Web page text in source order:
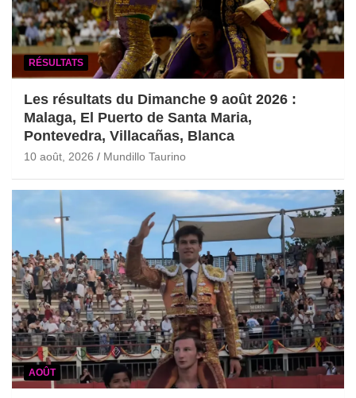
RÉSULTATS
Les résultats du Dimanche 9 août 2026 :
Malaga, El Puerto de Santa Maria,
Pontevedra, Villacañas, Blanca
10 août, 2026 Mundillo Taurino
AOÛT